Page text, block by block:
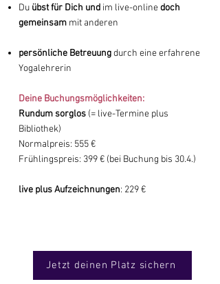
Du übst für Dich und im live-onlinedoch
gemeinsam mit anderen
persönliche Betreuungdurch eine erfahrene
Yogalehrerin
Deine Buchungsmöglichkeiten:
Rundum sorglos (= live-Termine plus
Bibliothek)
Normalpreis: 555 €
Frühlingspreis: 399 € (bei Buchung bis 30.4.)
live plus Aufzeichnungen: 229 €
Jetzt deinen Platz sichern